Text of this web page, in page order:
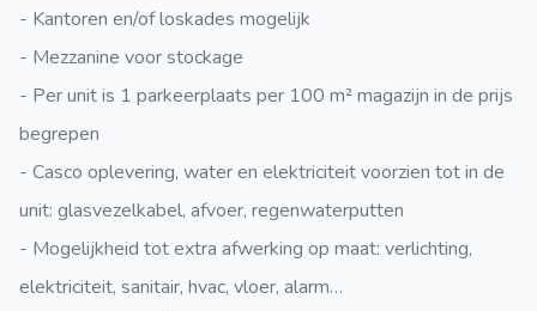
- Kantoren en/of loskades mogelijk
- Mezzanine voor stockage
- Per unit is 1 parkeerplaats per 100 m² magazijn in de prijs
begrepen
- Casco oplevering, water en elektriciteit voorzien tot in de
unit: glasvezelkabel, afvoer, regenwaterputten
- Mogelijkheid tot extra afwerking op maat: verlichting,
elektriciteit, sanitair, hvac, vloer, alarm…